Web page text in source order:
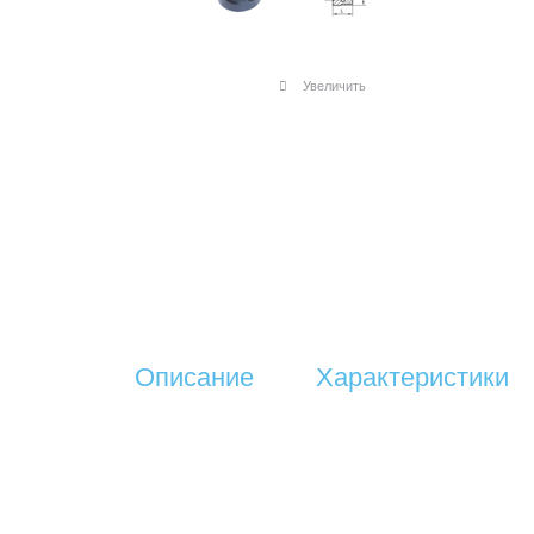
Увеличить
Описание Характеристики